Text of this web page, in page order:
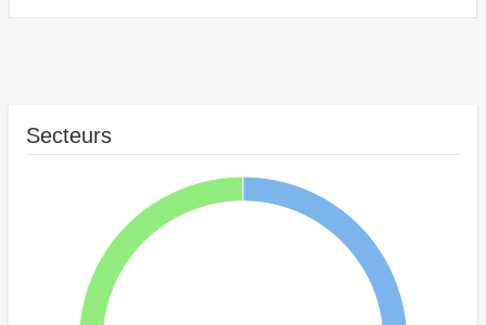
Secteurs